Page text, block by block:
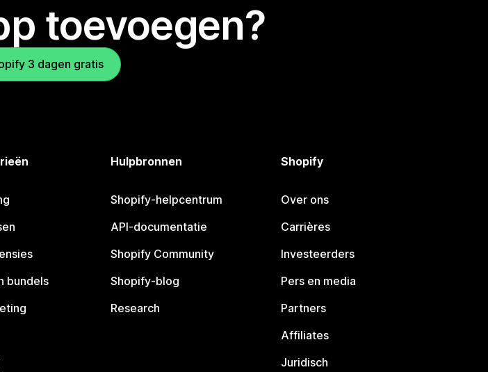
toevoegen?
3 dagen gratis
bundels
Hulpbronnen
Shopify-helpcentrum
API-documentatie
Shopify Community
Shopify-blog
Research
Shopify
Over ons
Carrières
Investeerders
Pers en media
Partners
Affiliates
Juridisch